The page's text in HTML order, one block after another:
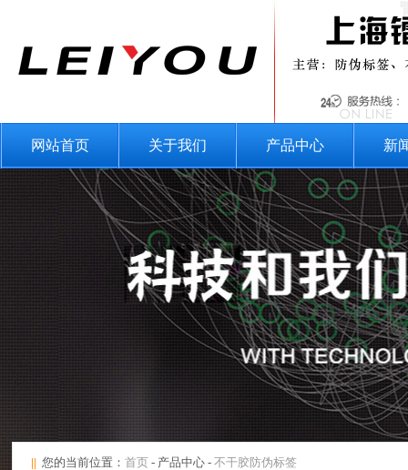
网站首页 关于我们 产品中心 新
|| 您的当前位置： 首页- 产品中心 - 不干胶防伪标签